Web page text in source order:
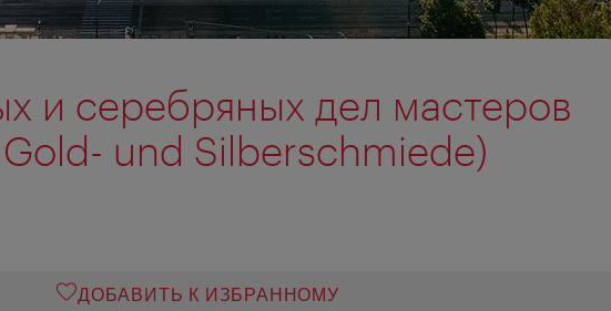
и серебряных дел мастеров
und Silberschmiede)
ДОБАВИТЬ К ИЗБРАННОМУ